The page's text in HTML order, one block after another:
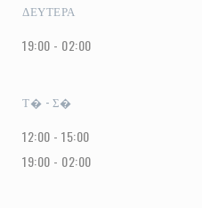
ΔΕΥΤΈΡΑ
19:00 - 02:00
Τ� - Σ�
12:00 - 15:00
19:00 - 02:00